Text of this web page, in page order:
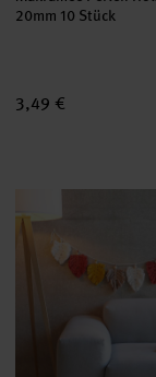
20mm 10 Stück
3,49 €
Anleitung